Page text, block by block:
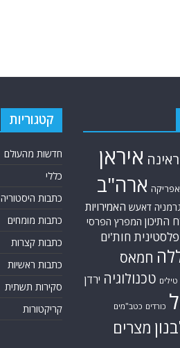
איראן
אפריקה ארה"ב
גרמניה דאעש האמירויות
התיכון המפרץ הפרסי
חות'ים
חמאס
טילים טכנולוגיה ירדן
כורדים כטב"מים
מצרים
קטגוריות
חדשות מהעולם
כללי
כתבות היסטוריה
כתבות מומחים
כתבות קצרות
כתבות ראשיות
סקירות תשתית
קריקטורות